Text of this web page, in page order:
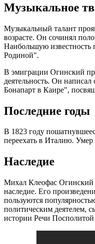
Музыкальное
Музыкальный талант
возрасте. Он сочинял
Наибольшую известность
Родиной".
В эмиграции Огинский
деятельность. Он
Бонапарт в Каире",
Последние годы
В 1823 году
переехать в Италию.
Наследие
Михал Клеофас Огинский
наследие. Его
пользуются
политическим деятелем,
истории Речи